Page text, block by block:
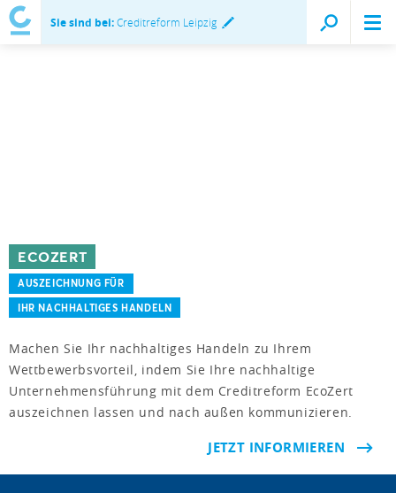
Sie sind bei:Creditreform Leipzig
ECOZERT
AUSZEICHNUNG FÜR
IHR NACHHALTIGES HANDELN
Machen Sie Ihr nachhaltiges Handeln zu Ihrem
Wettbewerbsvorteil, indem Sie Ihre nachhaltige
Unternehmensführung mit dem Creditreform EcoZert
auszeichnen lassen und nach außen kommunizieren.
JETZT INFORMIEREN